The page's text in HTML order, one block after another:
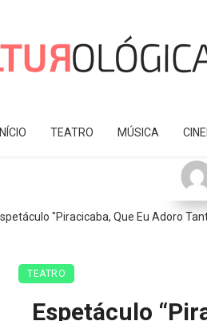
INÍCIO TEATRO MÚSICA
TEATRO
Espetáculo